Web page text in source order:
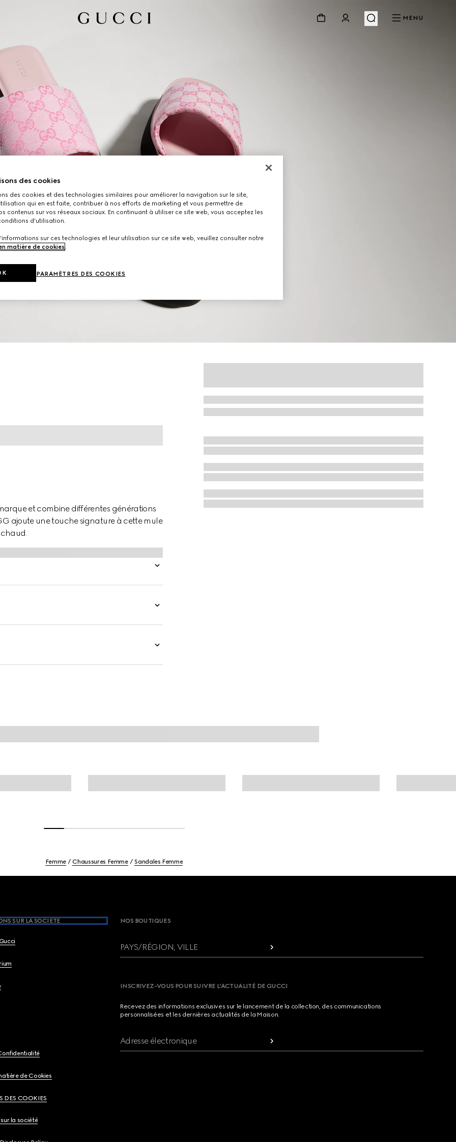
MENU
et combine différentes générations
ajoute une touche signature à cette mule
Femme Chaussures Femme Sandales Femme
SUR LA SOCIETE
de Cookies
DES COOKIES
la société
NOS BOUTIQUES
PAYS/RÉGION, VILLE
INSCRIVEZ-VOUS POUR SUIVRE L’ACTUALITÉ DE GUCCI
Recevez des informations exclusives sur le lancement de la collection, des communications
personnalisées et les dernières actualités de la Maison.
Adresse électronique
des cookies
des cookies et des technologies similaires pour améliorer la navigation sur le site,
qui en est faite, contribuer à nos efforts de marketing et vous permettre de
contenus sur vos réseaux sociaux. En continuant à utiliser ce site web, vous acceptez les
d'utilisation.
sur ces technologies et leur utilisation sur ce site web, veuillez consulter notre
matière de cookies.
PARAMÈTRES DES COOKIES